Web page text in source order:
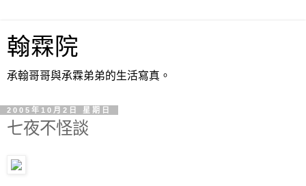
翰霖院
承翰哥哥與承霖弟弟的生活寫真。
2005年10月2日 星期日
七夜不怪談